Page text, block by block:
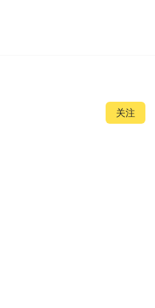
关注